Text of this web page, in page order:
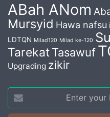
ABah ANom
Mursyid Hawa nafsu
LDTQN Milad120 Milad ke-120
TarekatTasawuf
Upgrading zikir
Enter
your
Email